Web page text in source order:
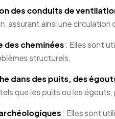
des conduits de
assurant ainsi une
des cheminées : Elles sont
structurels.
dans des puits, des
que les puits ou les
: Elles sont